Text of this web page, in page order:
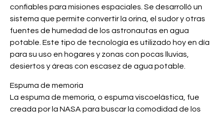
confiables para misiones espaciales. Se desarrolló un
sistema que permite convertir la orina, el sudor y otras
fuentes de humedad de los astronautas en agua
potable. Este tipo de tecnología es utilizado hoy en día
para su uso en hogares y zonas con pocas lluvias,
desiertos y áreas con escasez de agua potable.
Espuma de memoria
La espuma de memoria, o espuma viscoelástica, fue
creada por la NASA para buscar la comodidad de los